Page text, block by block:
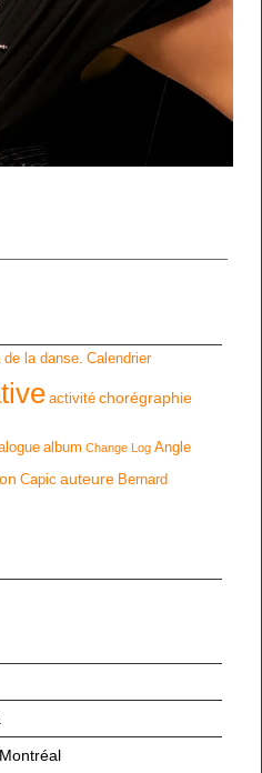
de la danse. Calendrier
activité chorégraphie
album Change Log Angle
Capic auteure Bernard